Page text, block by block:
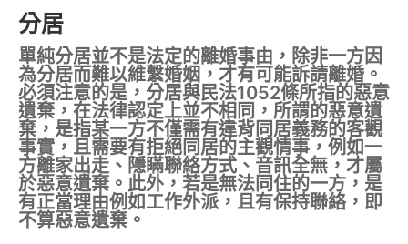
分居
單純分居並不是法定的離婚事由，除非一方因
為分居而難以維繫婚姻，才有可能訴請離婚。
必須注意的是，分居與民法1052條所指的惡意
遺棄，在法律認定上並不相同，所謂的惡意遺
棄，是指某一方不僅需有違背同居義務的客觀
事實，且需要有拒絕同居的主觀情事，例如一
方離家出走、隱瞞聯絡方式、音訊全無，才屬
於惡意遺棄。此外，若是無法同住的一方，是
有正當理由例如工作外派，且有保持聯絡，即
不算惡意遺棄。